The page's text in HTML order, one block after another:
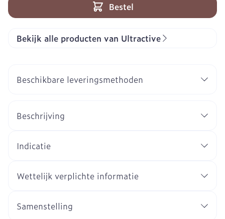
Bestel
Bekijk alle producten van Ultractive
Beschikbare leveringsmethoden
Beschrijving
Indicatie
Wettelijk verplichte informatie
Samenstelling